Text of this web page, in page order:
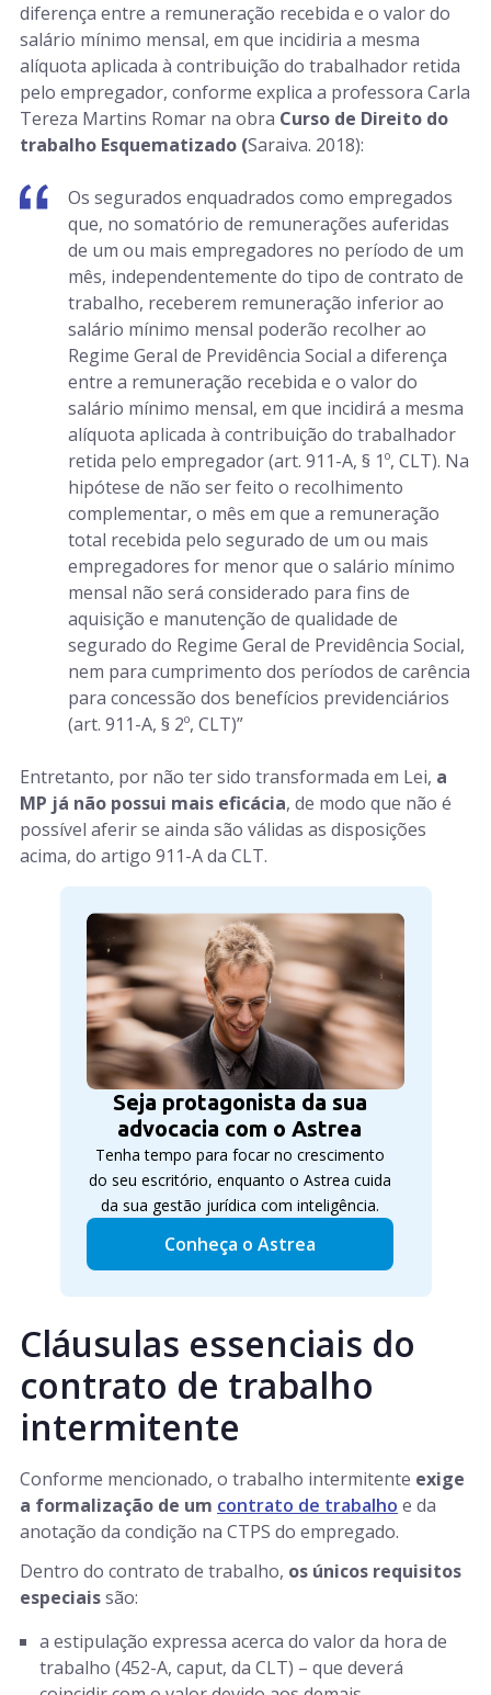
diferença entre a remuneração recebida e o valor do
salário mínimo mensal, em que incidiria a mesma
alíquota aplicada à contribuição do trabalhador retida
pelo empregador, conforme explica a professora Carla
Tereza Martins Romar na obra Curso de Direito do
trabalho Esquematizado (Saraiva. 2018):
Os segurados enquadrados como empregados
que, no somatório de remunerações auferidas
de um ou mais empregadores no período de um
mês, independentemente do tipo de contrato de
trabalho, receberem remuneração inferior ao
salário mínimo mensal poderão recolher ao
Regime Geral de Previdência Social a diferença
entre a remuneração recebida e o valor do
salário mínimo mensal, em que incidirá a mesma
alíquota aplicada à contribuição do trabalhador
retida pelo empregador (art. 911-A, § 1º, CLT). Na
hipótese de não ser feito o recolhimento
complementar, o mês em que a remuneração
total recebida pelo segurado de um ou mais
empregadores for menor que o salário mínimo
mensal não será considerado para fins de
aquisição e manutenção de qualidade de
segurado do Regime Geral de Previdência Social,
nem para cumprimento dos períodos de carência
para concessão dos benefícios previdenciários
(art. 911-A, § 2º, CLT)”
Entretanto, por não ter sido transformada em Lei, a
MP já não possui mais eficácia, de modo que não é
possível aferir se ainda são válidas as disposições
acima, do artigo 911-A da CLT.
Seja protagonista da sua
advocacia com o Astrea
Tenha tempo para focar no crescimento
do seu escritório, enquanto o Astrea cuida
da sua gestão jurídica com inteligência.
Conheça o Astrea
Cláusulas essenciais do
contrato de trabalho
intermitente
Conforme mencionado, o trabalho intermitente exige
a formalização de um contrato de trabalho e da
anotação da condição na CTPS do empregado.
Dentro do contrato de trabalho, os únicos requisitos
especiaissão:
a estipulação expressa acerca do valor da hora de
trabalho (452-A, caput, da CLT) – que deverá